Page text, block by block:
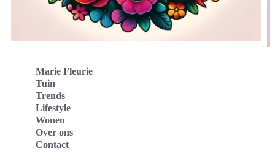
Marie Fleurie
Tuin
Trends
Lifestyle
Wonen
Over ons
Contact